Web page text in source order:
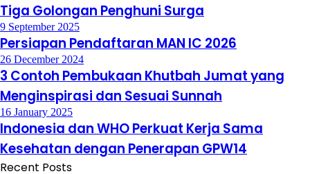
Tiga Golongan Penghuni Surga
9 September 2025
Persiapan Pendaftaran MAN IC 2026
26 December 2024
3 Contoh Pembukaan Khutbah Jumat yang
Menginspirasi dan Sesuai Sunnah
16 January 2025
Indonesia dan WHO Perkuat Kerja Sama
Kesehatan dengan Penerapan GPW14
Recent Posts